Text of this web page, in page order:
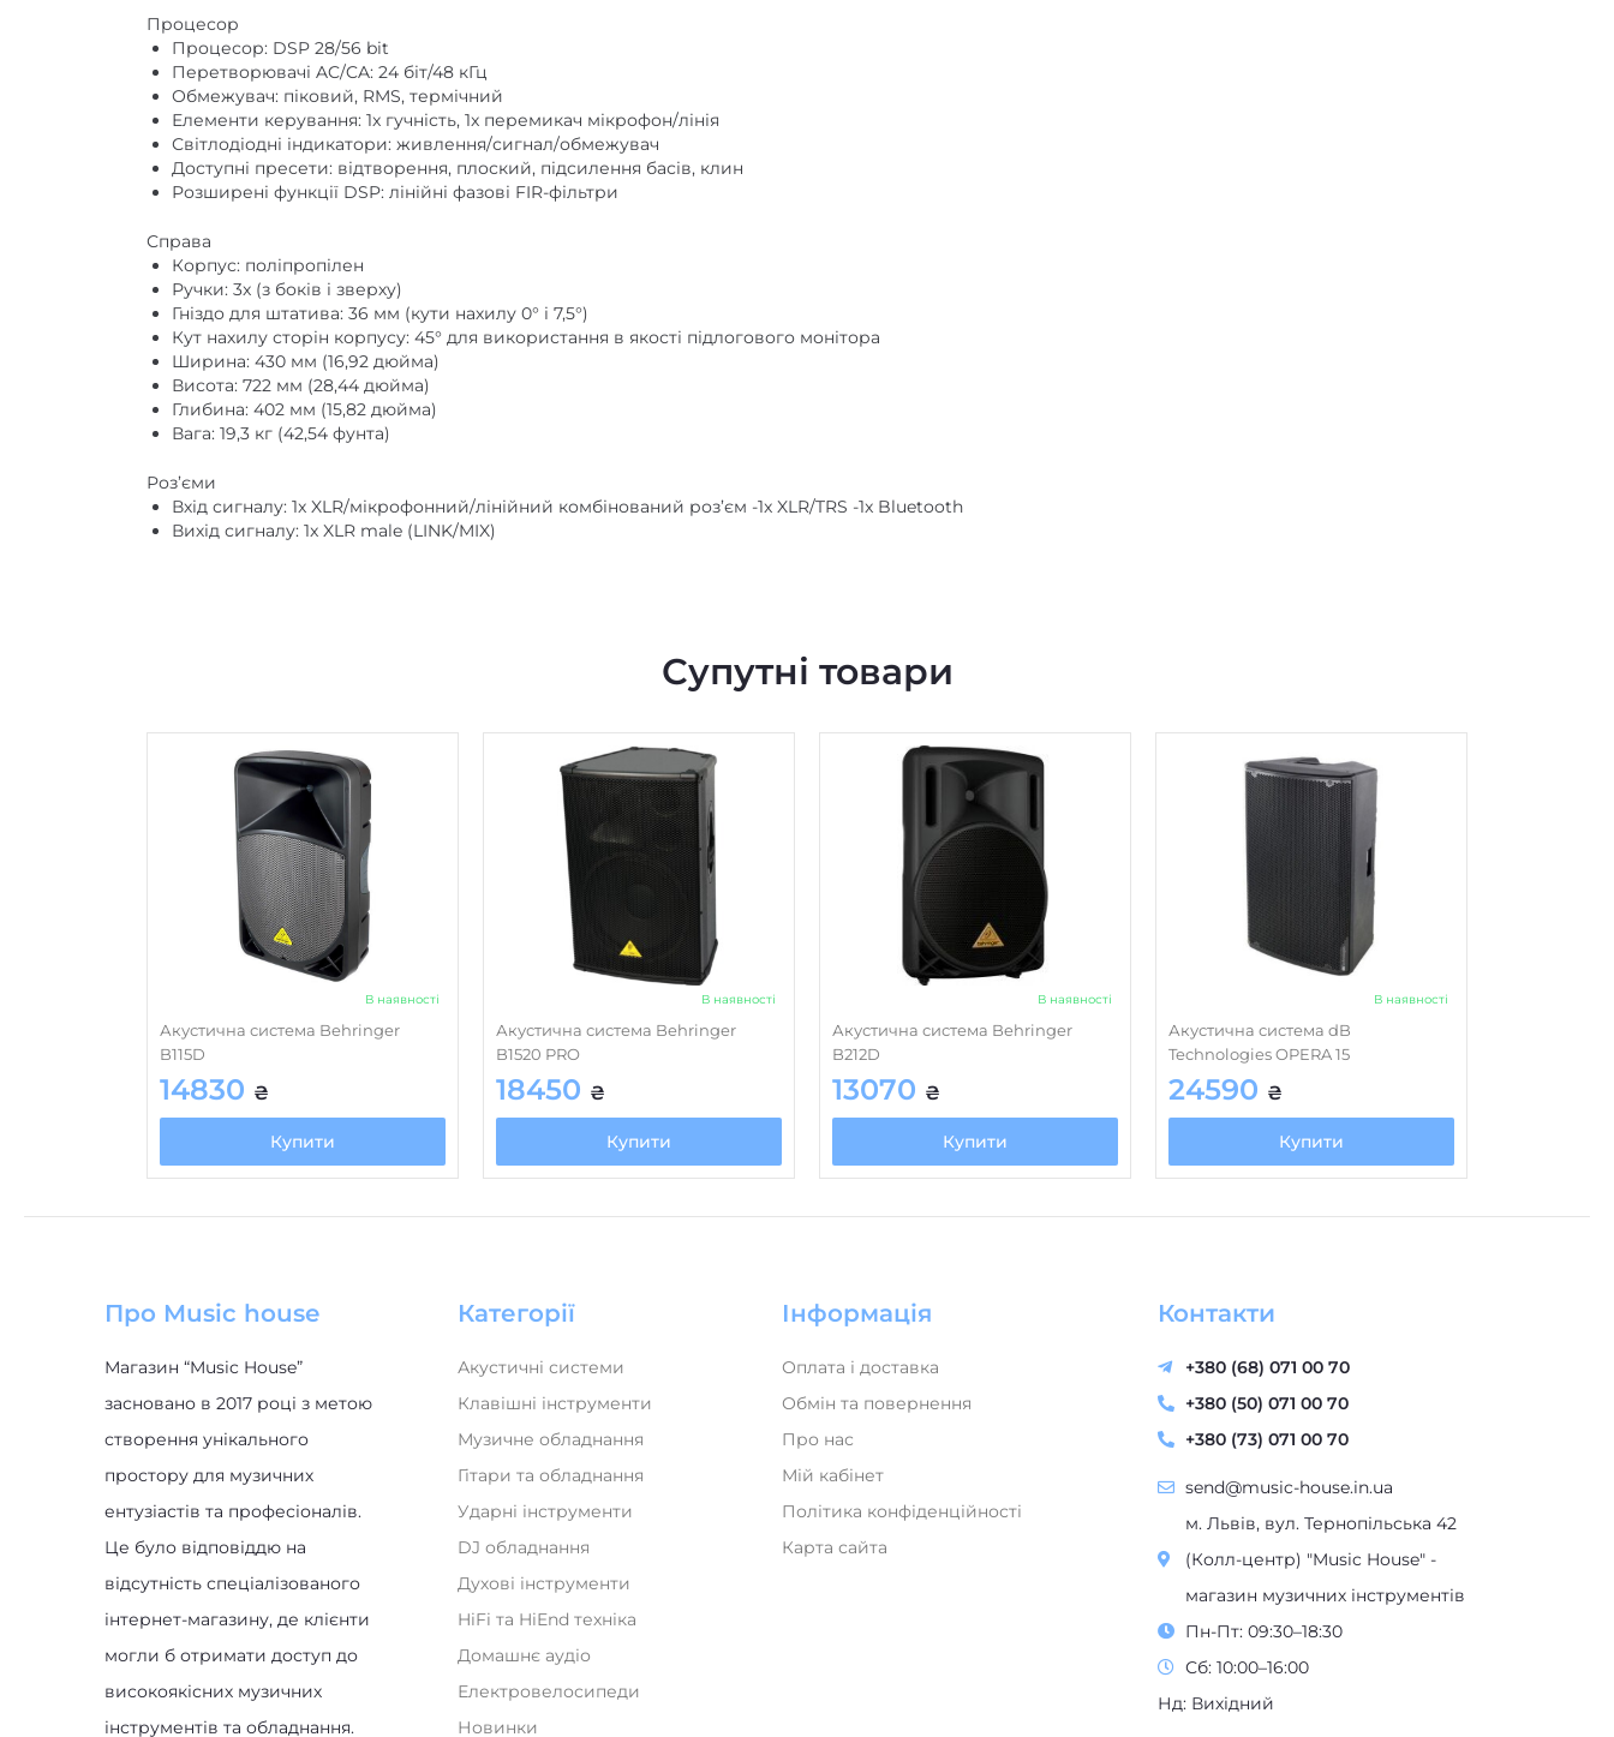
Процесор
Процесор: DSP 28/56 bit
Перетворювачі AC/CA: 24 біт/48 кГц
Обмежувач: піковий, RMS, термічний
Елементи керування: 1x гучність, 1x перемикач мікрофон/лінія
Світлодіодні індикатори: живлення/сигнал/обмежувач
Доступні пресети: відтворення, плоский, підсилення басів, клин
Розширені функції DSP: лінійні фазові FIR-фільтри
Справа
Корпус: поліпропілен
Ручки: 3x (з боків і зверху)
Гніздо для штатива: 36 мм (кути нахилу 0° і 7,5°)
Кут нахилу сторін корпусу: 45° для використання в якості підлогового монітора
Ширина: 430 мм (16,92 дюйма)
Висота: 722 мм (28,44 дюйма)
Глибина: 402 мм (15,82 дюйма)
Вага: 19,3 кг (42,54 фунта)
Роз’єми
Вхід сигналу: 1x XLR/мікрофонний/лінійний комбінований роз’єм -1x XLR/TRS -1x Bluetooth
Вихід сигналу: 1x XLR male (LINK/MIX)
Супутні товари
В наявності
Акустична система Behringer
B115D
14830 ₴
Купити
В наявності
Акустична система Behringer
B1520 PRO
18450 ₴
Купити
В наявності
Акустична система Behringer
B212D
13070 ₴
Купити
В наявності
Акустична система dB
Technologies OPERA 15
24590 ₴
Купити
Про Music house
Магазин “Music House”
засновано в 2017 році з метою
створення унікального
простору для музичних
ентузіастів та професіоналів.
Це було відповіддю на
відсутність спеціалізованого
інтернет-магазину, де клієнти
могли б отримати доступ до
високоякісних музичних
інструментів та обладнання.
Категорії
Акустичні системи
Клавішні інструменти
Музичне обладнання
Гітари та обладнання
Ударні інструменти
DJ обладнання
Духові інструменти
HiFi та HiEnd техніка
Домашнє аудіо
Електровелосипеди
Новинки
Інформація
Оплата і доставка
Обмін та повернення
Про нас
Мій кабінет
Політика конфіденційності
Карта сайта
Контакти
+380 (68) 071 00 70
+380 (50) 071 00 70
+380 (73) 071 00 70
send@music-house.in.ua
м. Львів, вул. Тернопільська 42
(Колл-центр) "Music House" -
магазин музичних інструментів
Пн-Пт: 09:30–18:30
Сб: 10:00–16:00
Нд: Вихідний